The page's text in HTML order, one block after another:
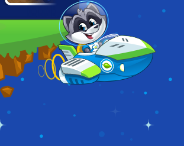
MOTOCROSS
RIDERS
MOUNTAINBIKE
DOWNHILL 3D